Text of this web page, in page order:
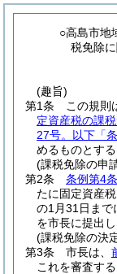
○高島市地
税免除
(趣旨)
第1条
この規則
定資産税の課
27号。以下「
めるものとする
(課税免除の申
第2条
条例第4条
たに固定資産
の1月31日まで
を市長に提出
(課税免除の決
第3条
市長は、
これを審査す